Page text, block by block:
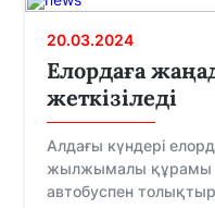
20.03.2024
Елордаға
жеткізіледі
Алдағы күндері
жылжымалы құрамы
автобуспен